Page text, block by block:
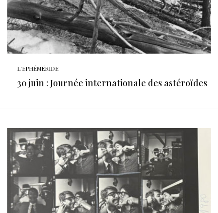
L'EPHÉMÉRIDE
30 juin : Journée internationale des astéroïdes